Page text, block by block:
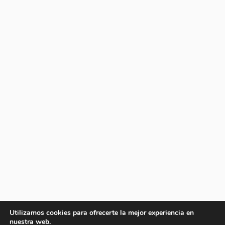
Utilizamos cookies para ofrecerte la mejor experiencia en
nuestra web.